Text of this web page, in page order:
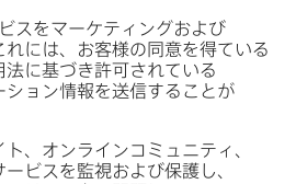
スを​マーケティングおよび​
れには、​お客様の​同意を​得ている​
に​基づき許可されている​
ション情報を​送信する​ことが​
、​オンラインコミュニティ、​
ビスを​監視および​保護し、​